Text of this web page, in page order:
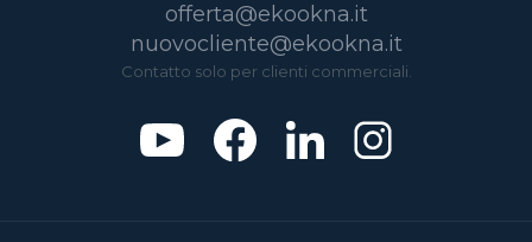
offerta@ekookna.it
nuovocliente@ekookna.it
Contatto solo per clienti commerciali.